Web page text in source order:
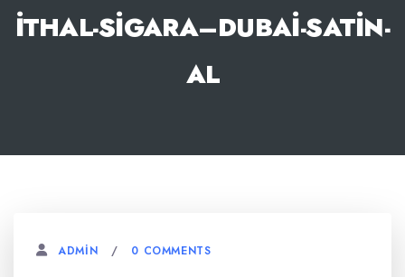
ITHAL-SIGARA–DUBAI-SATIN-
AL
ADMIN 0 COMMENTS